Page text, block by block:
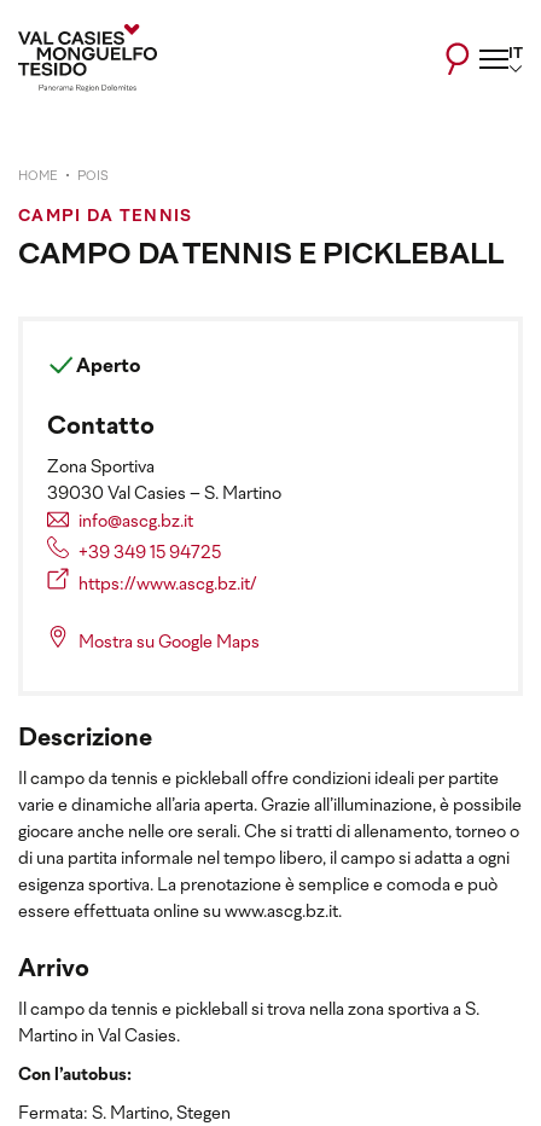
IT
HOME POIS
CAMPI DA TENNIS
CAMPO DA TENNIS E PICKLEBALL
Descrizione
Il campo da tennis e pickleball offre condizioni ideali per partite
varie e dinamiche all’aria aperta. Grazie all’illuminazione, è possibile
giocare anche nelle ore serali. Che si tratti di allenamento, torneo o
di una partita informale nel tempo libero, il campo si adatta a ogni
esigenza sportiva. La prenotazione è semplice e comoda e può
essere effettuata online su www.ascg.bz.it.
Arrivo
Il campo da tennis e pickleball si trova nella zona sportiva a S.
Martino in Val Casies.
Con l’autobus:
Fermata: S. Martino, Stegen
Aperto
Contatto
Zona Sportiva
39030 Val Casies – S. Martino
info@ascg.bz.it
+39 349 15 94725
https://www.ascg.bz.it/
Mostra su Google Maps